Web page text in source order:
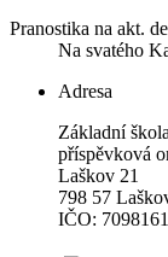
Pranostika na akt.
Na svatého
Adresa
Základní
příspěvková
Laškov 21
798 57
IČO: